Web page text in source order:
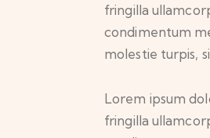
fringilla
condimentum
molestie turpis,
Lorem ipsum
fringilla